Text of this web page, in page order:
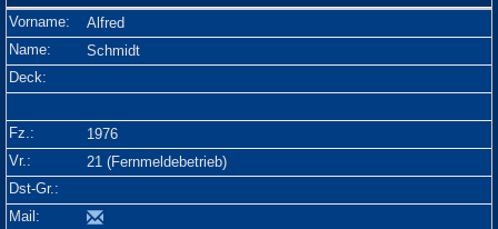
Alfred
Schmidt
1976
21 (Fernmeldebetrieb)